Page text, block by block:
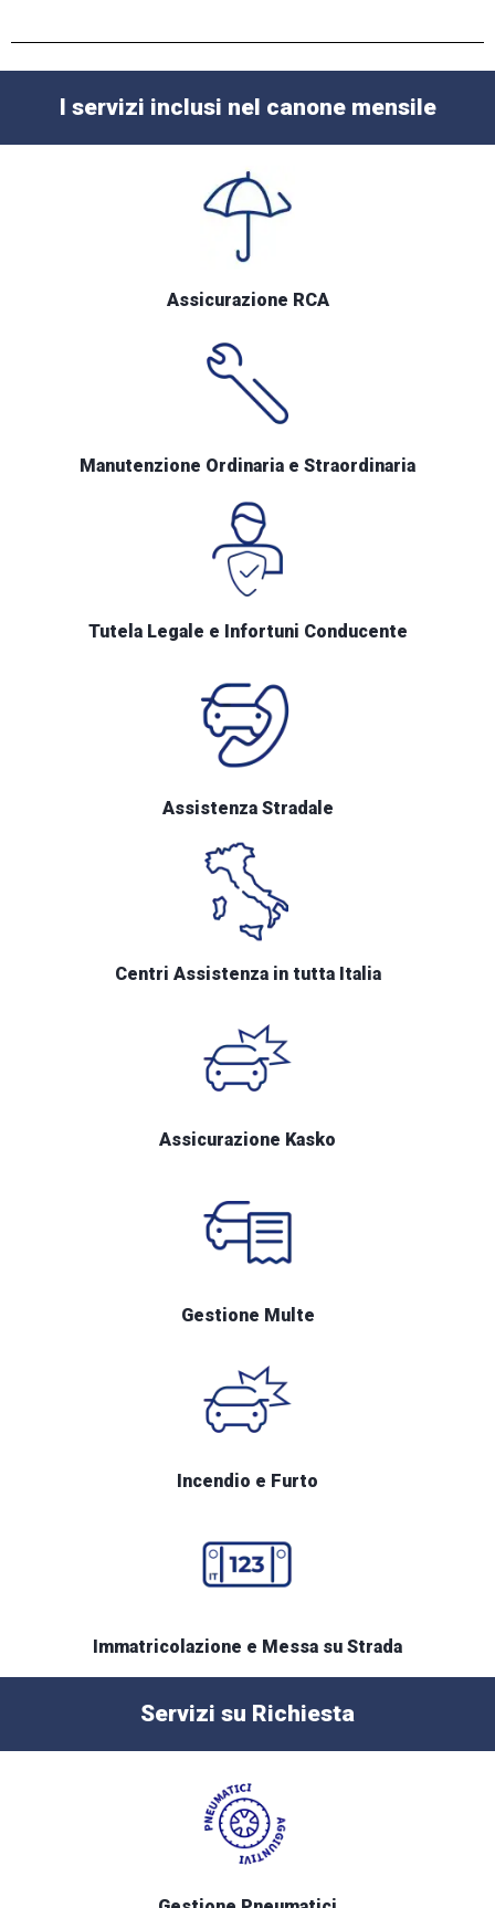
I servizi inclusi nel canone mensile
Assicurazione RCA
Manutenzione Ordinaria e Straordinaria
Tutela Legale e Infortuni Conducente
Assistenza Stradale
Centri Assistenza in tutta Italia
Assicurazione Kasko
Gestione Multe
Incendio e Furto
Immatricolazione e Messa su Strada
Servizi su Richiesta